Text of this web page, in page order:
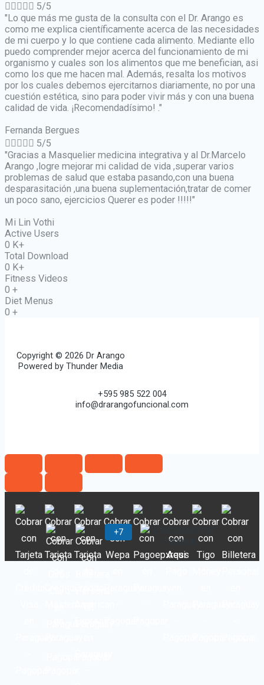
     5/5
"Lo que más me gusta de la consulta con el Dr. Arango es
como me explica científicamente acerca de las necesidades
de mi cuerpo y lo que contiene cada alimento. Mediante ello
puedo comprender mejor acerca del funcionamiento de mi
organismo y cuales son los alimentos que me benefician, asi
como los que me hacen mal. Además, resalta los motivos
por los cuales debemos ejercitarnos diariamente, no por una
cuestión estética, sino para poder vivir más y con una buena
calidad de vida. ¡Recomendadísimo! ."
Fernanda Bergues
     5/5
"Gracias a Masquelier medicina integrativa y al Dr.Marcelo
Arango ,logre mejorar mi calidad de vida ,superar varios
problemas de salud que estaba pasando,con una buena
desparasitación ,una buena suplementación,tratar de comer
un poco sano, ejercicios Querer es poder !!!!!"
Mi Lin Vothi
Active Users
0 K+
Total Download
0 K+
Fitness Videos
0 +
Diet Menus
0 +
Copyright © 2026 Dr Arango
Powered by Thunder Media
+595 985 522 004
info@drarangofuncional.com